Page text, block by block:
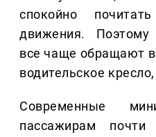
спокойно
движения. Поэтому
все чаще обращают
водительское
Современные
пассажирам